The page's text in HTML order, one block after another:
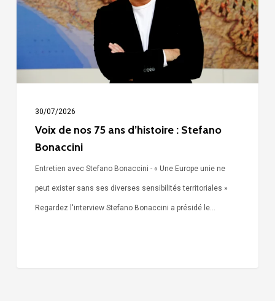
ans
d’histoire
Stefano
Bonaccini
30/07/2026
Voix de nos 75 ans d’histoire : Stefano
Bonaccini
Entretien avec Stefano Bonaccini - « Une Europe unie ne
peut exister sans ses diverses sensibilités territoriales »
Regardez l'interview Stefano Bonaccini a présidé le…